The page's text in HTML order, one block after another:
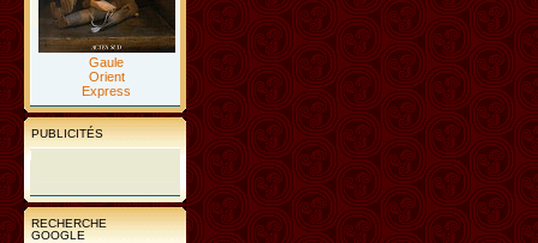
Gaule
Orient
Express
PUBLICITÉS
RECHERCHE
GOOGLE